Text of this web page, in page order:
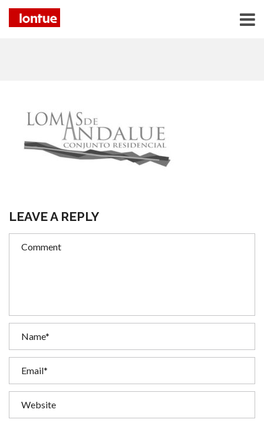
LEAVE A REPLY